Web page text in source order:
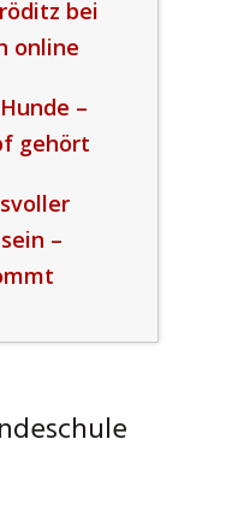
bei
online
–
gehört
–